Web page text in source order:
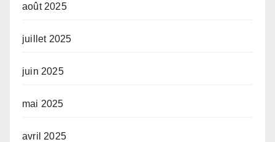
août 2025
juillet 2025
juin 2025
mai 2025
avril 2025